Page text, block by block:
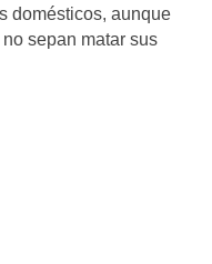
domésticos, aunque
sepan matar sus